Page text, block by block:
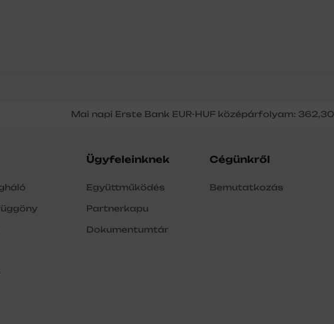
Mai napi Erste Bank EUR-HUF középárfolyam: 362,30
Ügyfeleinknek
Együttműködés
Partnerkapu
Dokumentumtár
Cégünkről
Bemutatkozás